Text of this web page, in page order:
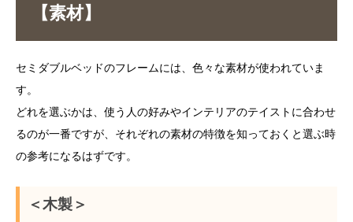
【素材】
セミダブルベッドのフレームには、色々な素材が使われていま
す。
どれを選ぶかは、使う人の好みやインテリアのテイストに合わせ
るのが一番ですが、それぞれの素材の特徴を知っておくと選ぶ時
の参考になるはずです。
＜木製＞